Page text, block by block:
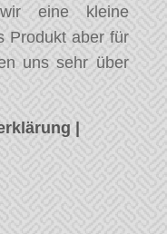
eine kleine
Produkt aber für
uns sehr über
|